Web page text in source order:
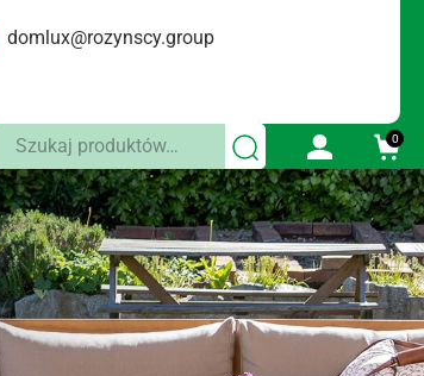
domlux@rozynscy.group
Szukaj: 0